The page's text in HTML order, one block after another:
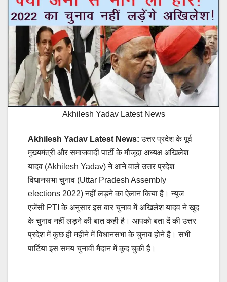
Akhilesh Yadav Latest News
Akhilesh Yadav Latest News: उत्तर प्रदेश के पूर्व
मुख्यमंत्री और समाजवादी पार्टी के मौजूदा अध्यक्ष अखिलेश
यादव (Akhilesh Yadav) ने आने वाले उत्तर प्रदेश
विधानसभा चुनाव (Uttar Pradesh Assembly
elections 2022) नहीं लड़ने का ऐलान किया है। न्यूज
एजेंसी PTI के अनुसार इस बार चुनाव में अखिलेश यादव ने खुद
के चुनाव नहीं लड़ने की बात कही है। आपको बता दें की उत्तर
प्रदेश में कुछ ही महीने में विधानसभा के चुनाव होने है। सभी
पार्टिया इस समय चुनावी मैदान में कूद चुकी है।